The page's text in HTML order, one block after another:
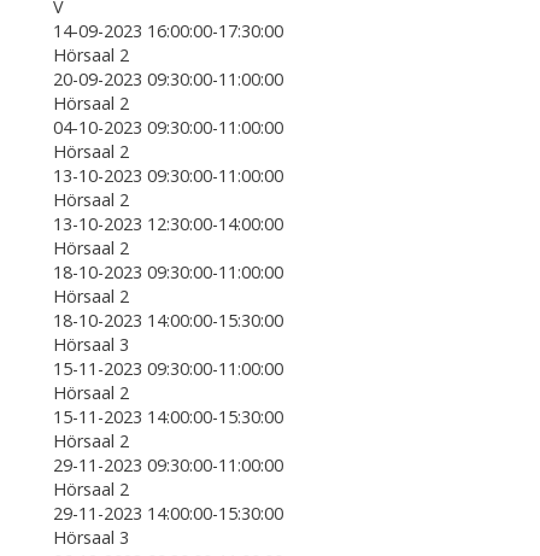
V
14-09-2023 16:00:00-17:30:00
Hörsaal 2
20-09-2023 09:30:00-11:00:00
Hörsaal 2
04-10-2023 09:30:00-11:00:00
Hörsaal 2
13-10-2023 09:30:00-11:00:00
Hörsaal 2
13-10-2023 12:30:00-14:00:00
Hörsaal 2
18-10-2023 09:30:00-11:00:00
Hörsaal 2
18-10-2023 14:00:00-15:30:00
Hörsaal 3
15-11-2023 09:30:00-11:00:00
Hörsaal 2
15-11-2023 14:00:00-15:30:00
Hörsaal 2
29-11-2023 09:30:00-11:00:00
Hörsaal 2
29-11-2023 14:00:00-15:30:00
Hörsaal 3